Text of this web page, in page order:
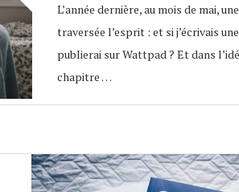
L’année dernière, au mois de mai,
traversée l’esprit : et si j’écrivais
publierai sur Wattpad ? Et dans
chapitre …